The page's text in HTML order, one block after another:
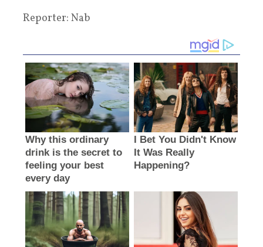
Reporter: Nab